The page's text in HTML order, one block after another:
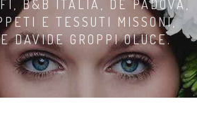
B&B ITALIA, DE PADOVA,
E TESSUTI MISSONI,
DAVIDE GROPPI OLUCE.